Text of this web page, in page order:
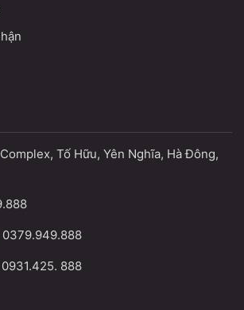
Tố Hữu, Yên Nghĩa, Hà Đông,
0379.949.888
0931.425. 888